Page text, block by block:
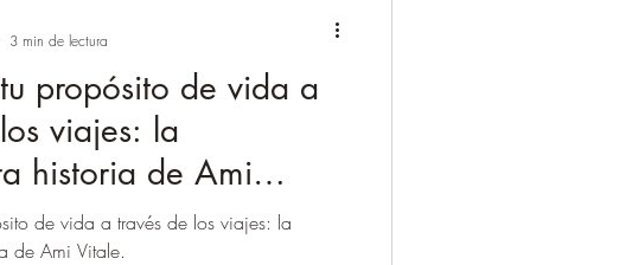
propósito de vida a
viajes: la
historia de Ami
de vida a través de los viajes: la
de Ami Vitale.
3 min de lectura